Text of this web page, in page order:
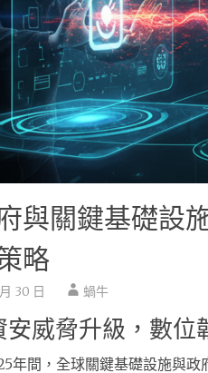
與關鍵基礎設
略
30 日 蝸牛
安威脅升級，數位
年間，全球關鍵基礎設施與政